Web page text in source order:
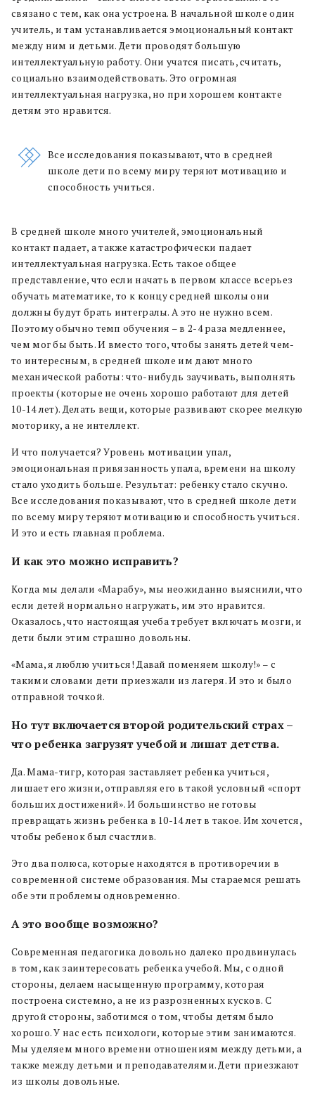
связано с тем, как она устроена. В начальной школе один
учитель, и там устанавливается эмоциональный контакт
между ним и детьми. Дети проводят большую
интеллектуальную работу. Они учатся писать, считать,
социально взаимодействовать. Это огромная
интеллектуальная нагрузка, но при хорошем контакте
детям это нравится.
Все исследования показывают, что в средней
школе дети по всему миру теряют мотивацию и
способность учиться.
В средней школе много учителей, эмоциональный
контакт падает, а также катастрофически падает
интеллектуальная нагрузка. Есть такое общее
представление, что если начать в первом классе всерьез
обучать математике, то к концу средней школы они
должны будут брать интегралы. А это не нужно всем.
Поэтому обычно темп обучения – в 2-4 раза медленнее,
чем мог бы быть. И вместо того, чтобы занять детей чем-
то интересным, в средней школе им дают много
механической работы: что-нибудь заучивать, выполнять
проекты (которые не очень хорошо работают для детей
10-14 лет). Делать вещи, которые развивают скорее мелкую
моторику, а не интеллект.
И что получается? Уровень мотивации упал,
эмоциональная привязанность упала, времени на школу
стало уходить больше. Результат: ребенку стало скучно.
Все исследования показывают, что в средней школе дети
по всему миру теряют мотивацию и способность учиться.
И это и есть главная проблема.
И как это можно исправить?
Когда мы делали «Марабу», мы неожиданно выяснили, что
если детей нормально нагружать, им это нравится.
Оказалось, что настоящая учеба требует включать мозги, и
дети были этим страшно довольны.
«Мама, я люблю учиться! Давай поменяем школу!» – с
такими словами дети приезжали из лагеря. И это и было
отправной точкой.
Но тут включается второй родительский страх –
что ребенка загрузят учебой и лишат детства.
Да. Мама-тигр, которая заставляет ребенка учиться,
лишает его жизни, отправляя его в такой условный «спорт
больших достижений». И большинство не готовы
превращать жизнь ребенка в 10-14 лет в такое. Им хочется,
чтобы ребенок был счастлив.
Это два полюса, которые находятся в противоречии в
современной системе образования. Мы стараемся решать
обе эти проблемы одновременно.
А это вообще возможно?
Современная педагогика довольно далеко продвинулась
в том, как заинтересовать ребенка учебой. Мы, с одной
стороны, делаем насыщенную программу, которая
построена системно, а не из разрозненных кусков. С
другой стороны, заботимся о том, чтобы детям было
хорошо. У нас есть психологи, которые этим занимаются.
Мы уделяем много времени отношениям между детьми, а
также между детьми и преподавателями. Дети приезжают
из школы довольные.